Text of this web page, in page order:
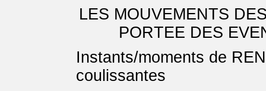
LES MOUVEMENTS
PORTEE DES
Instants/moments de
coulissantes